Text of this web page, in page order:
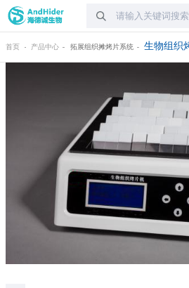
首页 产品中心 拓展组织摊烤片系统 生物组织